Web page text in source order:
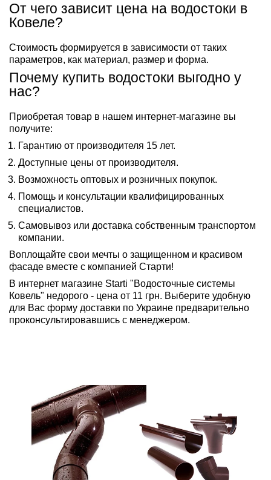
От чего зависит цена на водостоки в
Ковеле?
Стоимость формируется в зависимости от таких
параметров, как материал, размер и форма.
Почему купить водостоки выгодно у
нас?
Приобретая товар в нашем интернет-магазине вы
получите:
Гарантию от производителя 15 лет.
Доступные цены от производителя.
Возможность оптовых и розничных покупок.
Помощь и консультации квалифицированных
специалистов.
Самовывоз или доставка собственным транспортом
компании.
Воплощайте свои мечты о защищенном и красивом
фасаде вместе с компанией Старти!
В интернет магазине Starti "Водосточные системы
Ковель" недорого - цена от 11 грн. Выберите удобную
для Вас форму доставки по Украине предварительно
проконсультировавшись с менеджером.